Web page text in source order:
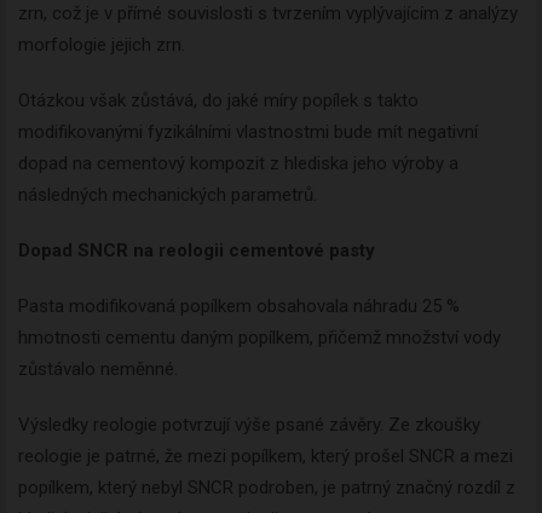
zrn, což je v přímé souvislosti s tvrzením vyplývajícím z analýzy
morfologie jejich zrn.
Otázkou však zůstává, do jaké míry popílek s takto
modifikovanými fyzikálními vlastnostmi bude mít negativní
dopad na cementový kompozit z hlediska jeho výroby a
následných mechanických parametrů.
Dopad SNCR na reologii cementové pasty
Pasta modifikovaná popílkem obsahovala náhradu 25 %
hmotnosti cementu daným popílkem, přičemž množství vody
zůstávalo neměnné.
Výsledky reologie potvrzují výše psané závěry. Ze zkoušky
reologie je patrné, že mezi popílkem, který prošel SNCR a mezi
popílkem, který nebyl SNCR podroben, je patrný značný rozdíl z